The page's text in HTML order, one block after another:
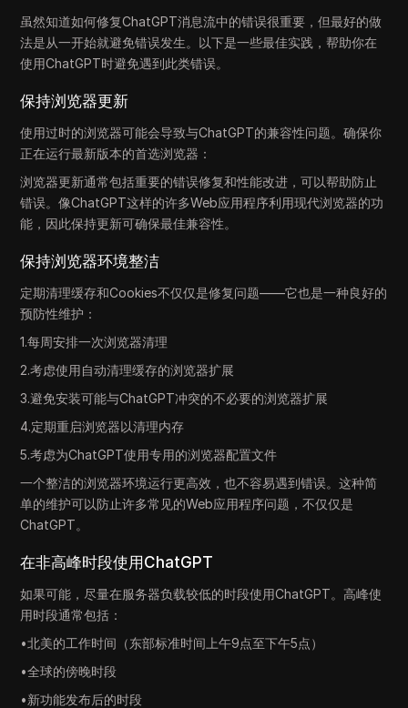
虽然知道如何修复ChatGPT消息流中的错误很重要，但最好的做
法是从一开始就避免错误发生。以下是一些最佳实践，帮助你在
使用ChatGPT时避免遇到此类错误。
保持浏览器更新
使用过时的浏览器可能会导致与ChatGPT的兼容性问题。确保你
正在运行最新版本的首选浏览器：
浏览器更新通常包括重要的错误修复和性能改进，可以帮助防止
错误。像ChatGPT这样的许多Web应用程序利用现代浏览器的功
能，因此保持更新可确保最佳兼容性。
保持浏览器环境整洁
定期清理缓存和Cookies不仅仅是修复问题——它也是一种良好的
预防性维护：
1.每周安排一次浏览器清理
2.考虑使用自动清理缓存的浏览器扩展
3.避免安装可能与ChatGPT冲突的不必要的浏览器扩展
4.定期重启浏览器以清理内存
5.考虑为ChatGPT使用专用的浏览器配置文件
一个整洁的浏览器环境运行更高效，也不容易遇到错误。这种简
单的维护可以防止许多常见的Web应用程序问题，不仅仅是
ChatGPT。
在非高峰时段使用ChatGPT
如果可能，尽量在服务器负载较低的时段使用ChatGPT。高峰使
用时段通常包括：
•北美的工作时间（东部标准时间上午9点至下午5点）
•全球的傍晚时段
•新功能发布后的时段